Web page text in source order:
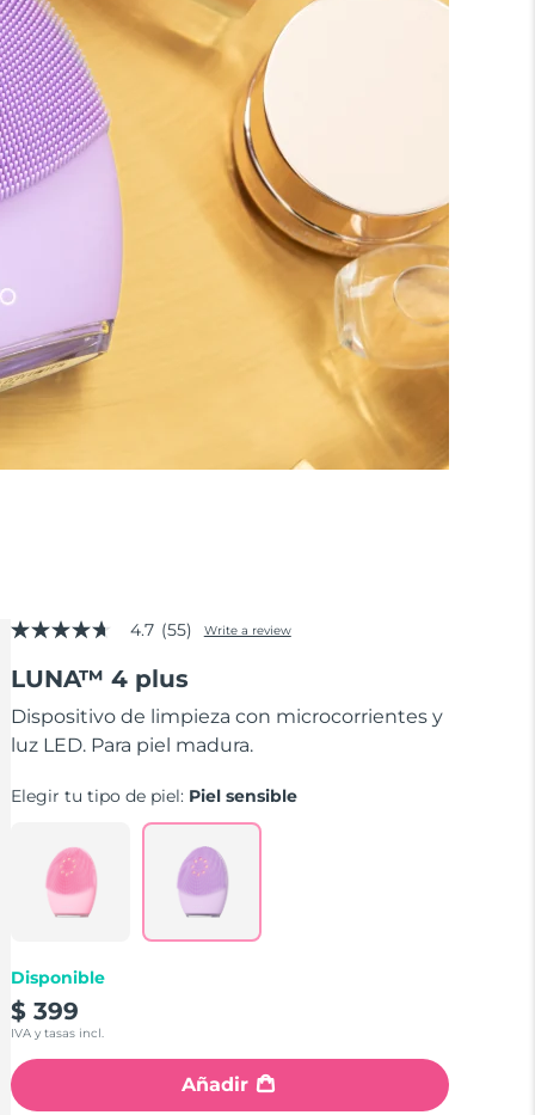
4.7
of
stars,
average
rating
Read
Same
page
link.
4.7 (55) Write a review
LUNA™ 4 plus
Dispositivo de limpieza con microcorrientes y
luz LED. Para piel madura.
Elegir tu tipo de piel: Piel sensible
Disponible
$ 399
IVA y tasas incl.
Añadir